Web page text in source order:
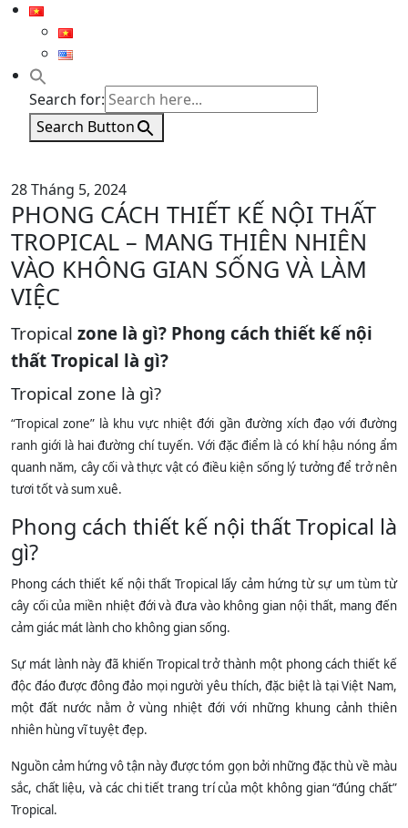
Search for:
Search Button
28 Tháng 5, 2024
PHONG CÁCH THIẾT KẾ NỘI THẤT
TROPICAL – MANG THIÊN NHIÊN
VÀO KHÔNG GIAN SỐNG VÀ LÀM
VIỆC
Tropical zone là gì? Phong cách thiết kế nội
thất Tropical là gì?
Tropical zone là gì?
“Tropical zone” là khu vực nhiệt đới gần đường xích đạo với đường
ranh giới là hai đường chí tuyến. Với đặc điểm là có khí hậu nóng ẩm
quanh năm, cây cối và thực vật có điều kiện sống lý tưởng để trở nên
tươi tốt và sum xuê.
Phong cách thiết kế nội thất Tropical là
gì?
Phong cách thiết kế nội thất Tropical lấy cảm hứng từ sự um tùm từ
cây cối của miền nhiệt đới và đưa vào không gian nội thất, mang đến
cảm giác mát lành cho không gian sống.
Sự mát lành này đã khiến Tropical trở thành một phong cách thiết kế
độc đáo được đông đảo mọi người yêu thích, đặc biệt là tại Việt Nam,
một đất nước nằm ở vùng nhiệt đới với những khung cảnh thiên
nhiên hùng vĩ tuyệt đẹp.
Nguồn cảm hứng vô tận này được tóm gọn bởi những đặc thù về màu
sắc, chất liệu, và các chi tiết trang trí của một không gian “đúng chất”
Tropical.